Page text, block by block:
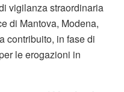
vigilanza straordinaria
di Mantova, Modena,
contribuito, in fase di
le erogazioni in